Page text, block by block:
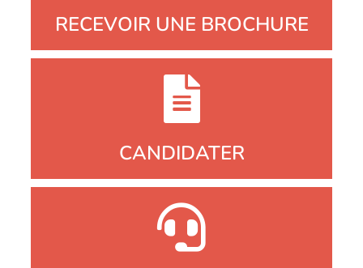
RECEVOIR UNE BROCHURE
CANDIDATER